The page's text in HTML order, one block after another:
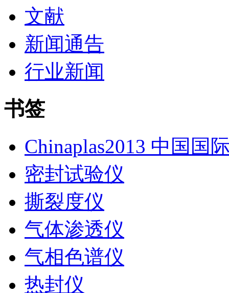
文献
新闻通告
行业新闻
书签
Chinaplas2013 中国国
密封试验仪
撕裂度仪
气体渗透仪
气相色谱仪
热封仪